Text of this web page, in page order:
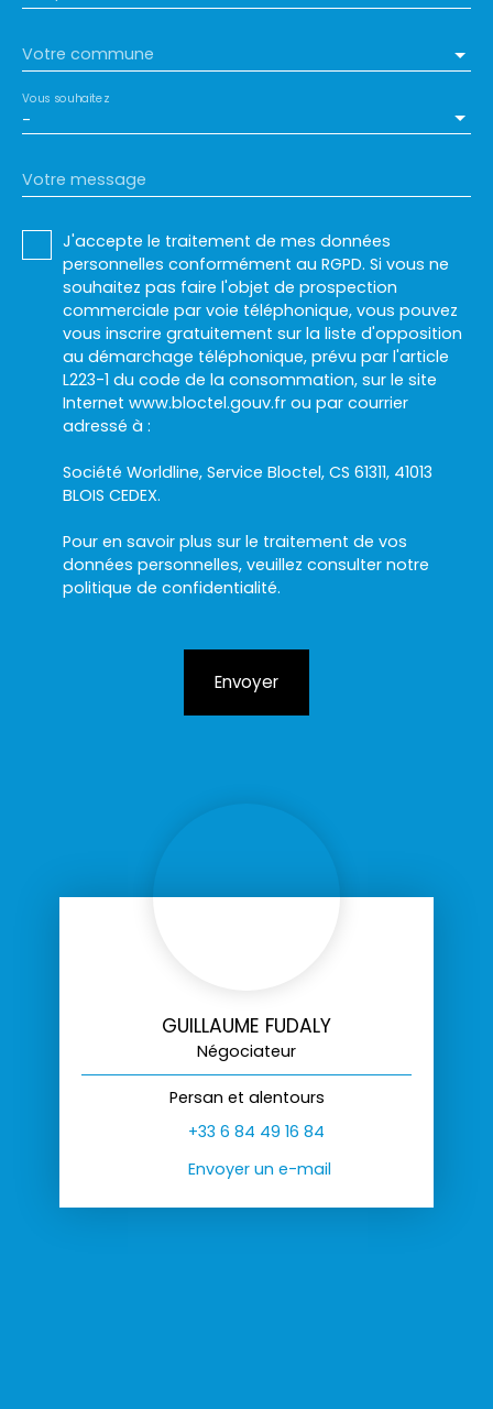
Votre commune
-
Vous souhaitez
Votre message
J'accepte le traitement de mes données
personnelles conformément au RGPD. Si vous ne
souhaitez pas faire l'objet de prospection
commerciale par voie téléphonique, vous pouvez
vous inscrire gratuitement sur la liste d'opposition
au démarchage téléphonique, prévu par l'article
L223-1 du code de la consommation, sur le site
Internet www.bloctel.gouv.fr ou par courrier
adressé à :
Société Worldline, Service Bloctel, CS 61311, 41013
BLOIS CEDEX.
Pour en savoir plus sur le traitement de vos
données personnelles, veuillez consulter notre
politique de confidentialité.
Envoyer
GUILLAUME FUDALY
Négociateur
Persan et alentours
+33 6 84 49 16 84
Envoyer un e-mail